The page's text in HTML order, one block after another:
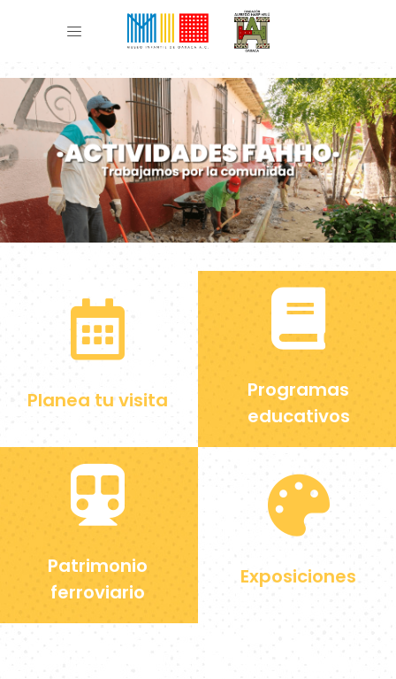
Planea tu visita
Programas
educativos
Patrimonio
ferroviario
Exposiciones